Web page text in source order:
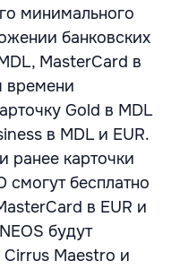
минимального
банковских
MasterCard в
времени
Gold в MDL
в MDL и EUR.
ранее карточки
смогут бесплатно
в EUR и
будут
Cirrus Maestro и